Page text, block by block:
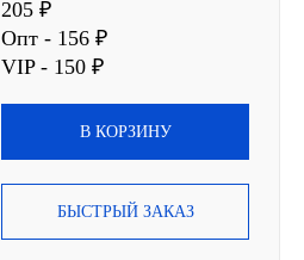
205 ₽
Опт - 156 ₽
VIP - 150 ₽
В КОРЗИНУ
БЫСТРЫЙ ЗАКАЗ